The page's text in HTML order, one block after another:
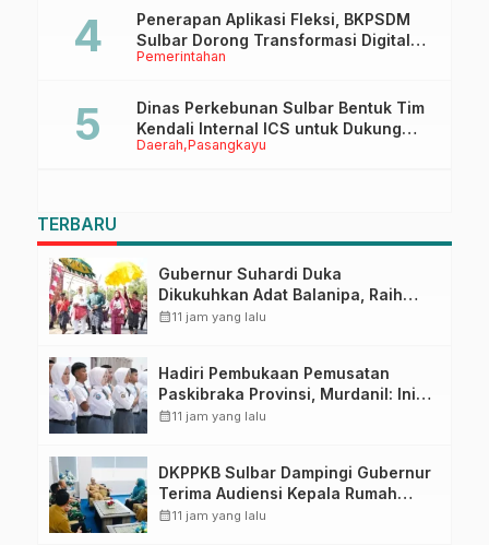
Pemerintahan
Penerapan Aplikasi Fleksi, BKPSDM
Sulbar Dorong Transformasi Digital
Sistem Kehadiran ASN
Daerah Pasangkayu
Dinas Perkebunan Sulbar Bentuk Tim
Kendali Internal ICS untuk Dukung
Sertifikasi ISPO Pekebun di
TERBARU
Gubernur Suhardi Duka
Dikukuhkan Adat Balanipa, Raih
Gelar Sulo Tappidena
calendar_month11 jam yang lalu
Hadiri Pembukaan Pemusatan
Paskibraka Provinsi, Murdanil: Ini
Membentuk Karakter Hingga
calendar_month11 jam yang lalu
DKPPKB Sulbar Dampingi Gubernur
Terima Audiensi Kepala Rumah
Sakit TK. III Punggawa Malolo
calendar_month11 jam yang lalu